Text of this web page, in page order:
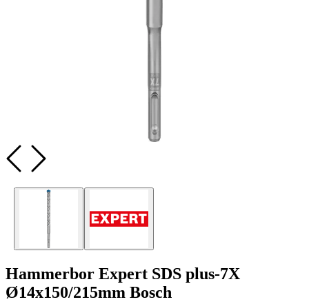
Hammerbor Expert SDS plus-7X
Ø14x150/215mm Bosch